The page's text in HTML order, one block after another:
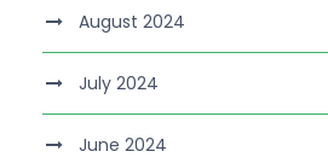
August 2024
July 2024
June 2024